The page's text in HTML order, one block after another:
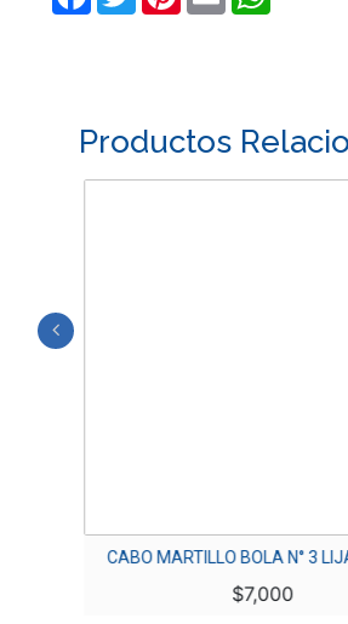
Productos
CABO MARTILLO BOLA N° 3
$7,000